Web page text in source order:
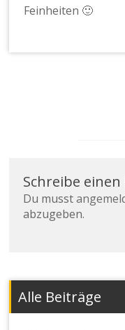
Feinheiten 🙂
Schreibe
Du musst
abzugeben.
Alle Beiträge